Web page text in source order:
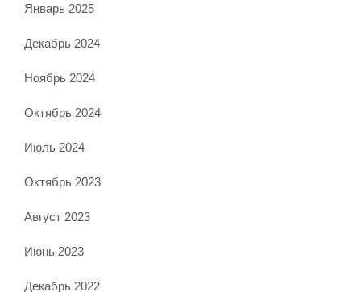
Январь 2025
Декабрь 2024
Ноябрь 2024
Октябрь 2024
Июль 2024
Октябрь 2023
Август 2023
Июнь 2023
Декабрь 2022